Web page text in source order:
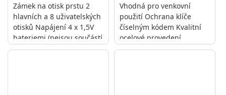
Zámek na otisk prstu 2
hlavních a 8 uživatelských
otisků Napájení 4 x 1,5V
bateriemi (nejsou součástí
balení) Celkově 68 háčků
Vhodná pro venkovní
použití Ochrana klíče
číselným kódem Kvalitní
ocelové provedení